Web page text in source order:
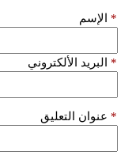
الإسم *
البريد الألكتروني *
عنوان التعليق *